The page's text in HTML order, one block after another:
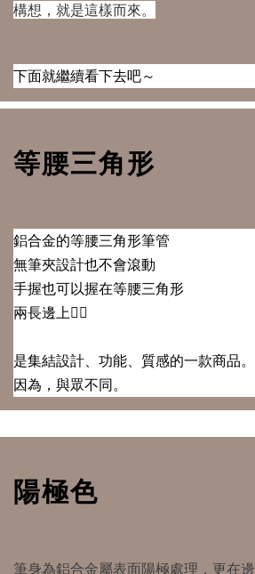
構想，就是這樣而來。
下面就繼續看下去吧～
等腰三角形
鋁合金的等腰三角形筆管
無筆夾設計也不會滾動
手握也可以握在等腰三角形
兩長邊上✍🏻
是集結設計、功能、質感的一款商品。
因為，與眾不同。
陽極色
筆身為鋁合金屬表面陽極處理，更在